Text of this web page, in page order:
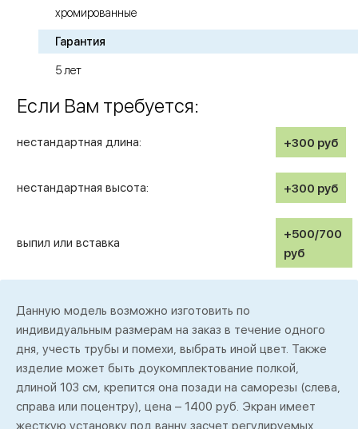
хромированные
Гарантия
5 лет
Если Вам требуется:
нестандартная длина: +300 руб
нестандартная высота: +300 руб
выпил или вставка
+500/700
руб
Данную модель возможно изготовить по
индивидуальным размерам на заказ в течение одного
дня, учесть трубы и помехи, выбрать иной цвет. Также
изделие может быть доукомплектование полкой,
длиной 103 см, крепится она позади на саморезы (слева,
справа или поцентру), цена – 1400 руб. Экран имеет
жесткую установку под ванну засчет регулируемых